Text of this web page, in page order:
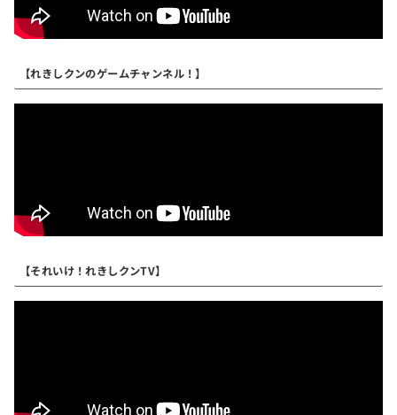
【れきしクンのゲームチャンネル！】
【それいけ！れきしクンTV】